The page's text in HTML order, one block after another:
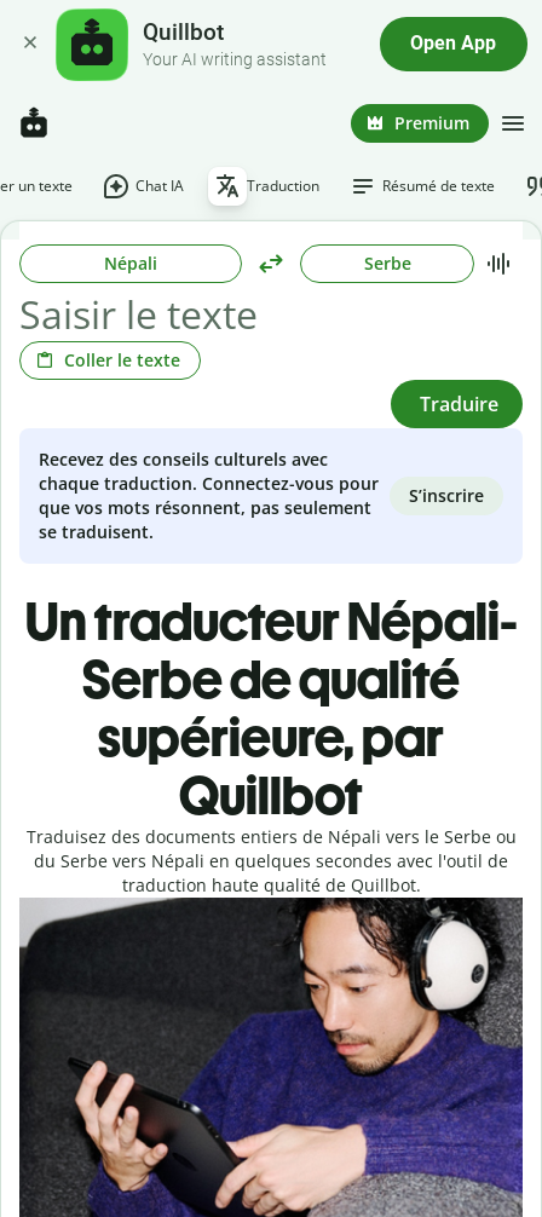
Quillbot
Your AI writing assistant
Open App
Premium
un texte Chat IA Traduction Résumé de texte
Népali Serbe
Coller le texte
Traduire
Recevez des conseils culturels avec
chaque traduction. Connectez-vous pour
que vos mots résonnent, pas seulement
se traduisent.
S’inscrire
Un traducteur Népali-
Serbe de qualité
supérieure, par
Quillbot
Traduisez des documents entiers de Népali vers le Serbe ou
du Serbe vers Népali en quelques secondes avec l'outil de
traduction haute qualité de Quillbot.